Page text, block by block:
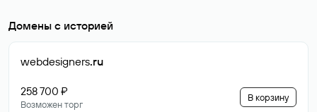
Домены с историей
webdesigners.ru
258 700 ₽
Возможен торг
В корзину